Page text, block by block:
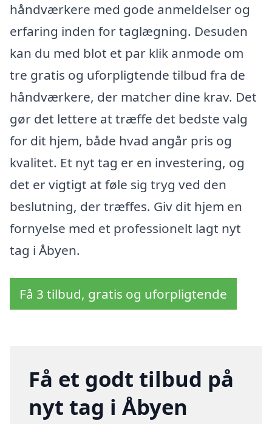
håndværkere med gode anmeldelser og
erfaring inden for taglægning. Desuden
kan du med blot et par klik anmode om
tre gratis og uforpligtende tilbud fra de
håndværkere, der matcher dine krav. Det
gør det lettere at træffe det bedste valg
for dit hjem, både hvad angår pris og
kvalitet. Et nyt tag er en investering, og
det er vigtigt at føle sig tryg ved den
beslutning, der træffes. Giv dit hjem en
fornyelse med et professionelt lagt nyt
tag i Åbyen.
Få 3 tilbud, gratis og uforpligtende
Få et godt tilbud på
nyt tag i Åbyen